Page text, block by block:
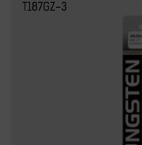
T187GZ-3